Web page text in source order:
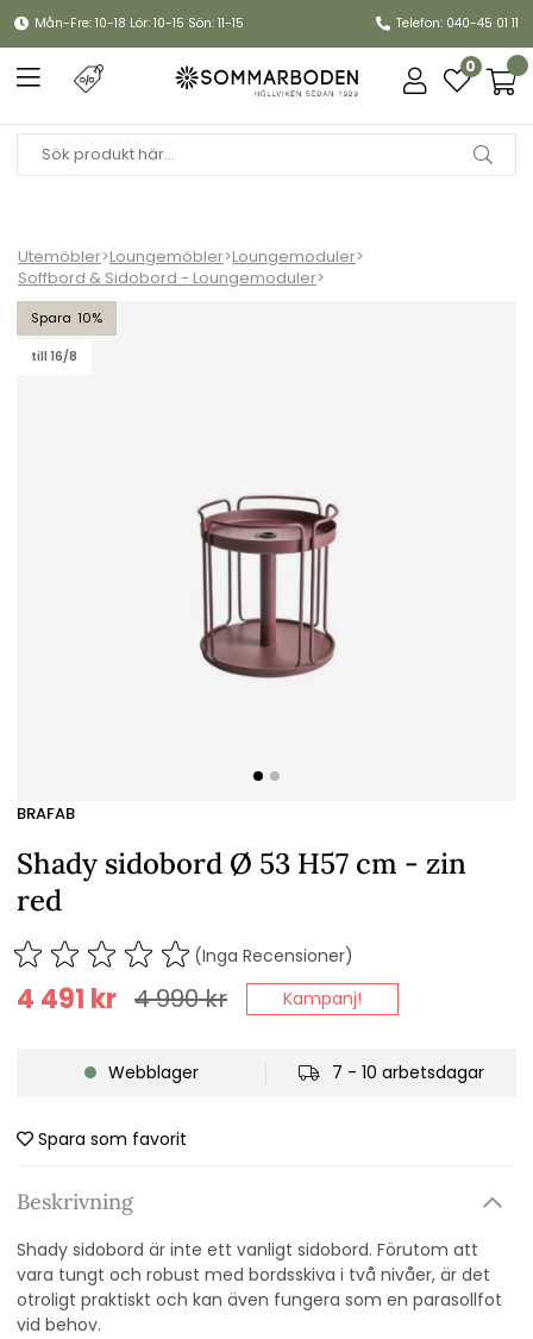
Mån-Fre: 10-18 Lör: 10-15 Sön: 11-15 Telefon: 040-45 01 11
0
Utemöbler>Loungemöbler>Loungemoduler>
Soffbord & Sidobord - Loungemoduler>
10
till 16/8
Shady sidobord Ø 53 H57 cm - zin red
BRAFAB
Shady sidobord Ø 53 H57 cm - zin
red
(Inga Recensioner)
4 990kr
4 491 kr Kampanj!
Webblager 7 - 10 arbetsdagar
Spara som favorit
Beskrivning
Shady sidobord är inte ett vanligt sidobord. Förutom att
vara tungt och robust med bordsskiva i två nivåer, är det
otroligt praktiskt och kan även fungera som en parasollfot
vid behov.